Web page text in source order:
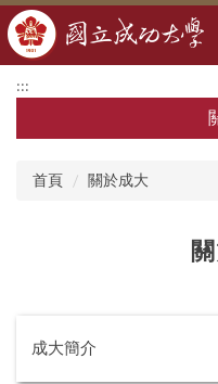
到
要
:::
成大2030 SDG
首頁
關於成大
成大簡介